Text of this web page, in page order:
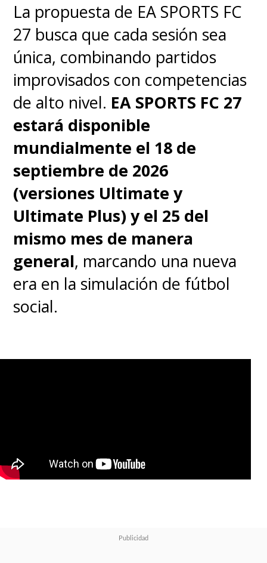
La propuesta de EA SPORTS FC
27 busca que cada sesión sea
única, combinando partidos
improvisados con competencias
de alto nivel. EA SPORTS FC 27
estará disponible
mundialmente el 18 de
septiembre de 2026
(versiones Ultimate y
Ultimate Plus) y el 25 del
mismo mes de manera
general, marcando una nueva
era en la simulación de fútbol
social.